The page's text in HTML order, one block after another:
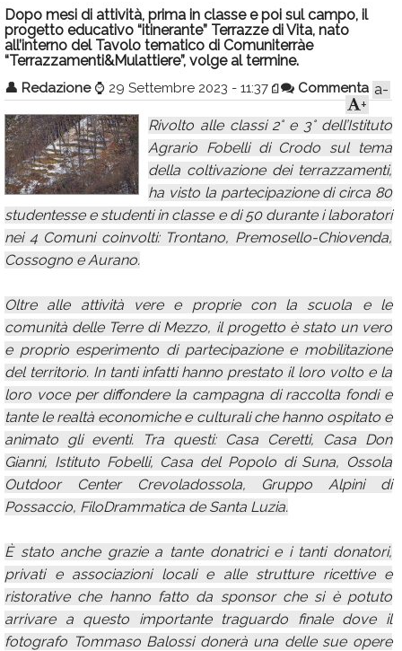
Sport
Eventi
Calendario
Annunci
Dopo mesi di attività, prima in classe e poi sul campo, il
progetto educativo “itinerante” Terrazze di Vita, nato
all’interno del Tavolo tematico di Comuniterràe
“Terrazzamenti&Mulattiere”, volge al termine.
👤 Redazione ⌚ 29 Settembre 2023 - 11:37 Commenta a-
+
Rivolto alle classi 2° e 3° dell’Istituto
Agrario Fobelli di Crodo sul tema
della coltivazione dei terrazzamenti,
ha visto la partecipazione di circa 80
studentesse e studenti in classe e di 50 durante i laboratori
nei 4 Comuni coinvolti: Trontano, Premosello-Chiovenda,
Cossogno e Aurano.
Oltre alle attività vere e proprie con la scuola e le
comunità delle Terre di Mezzo, il progetto è stato un vero
e proprio esperimento di partecipazione e mobilitazione
del territorio. In tanti infatti hanno prestato il loro volto e la
loro voce per diffondere la campagna di raccolta fondi e
tante le realtà economiche e culturali che hanno ospitato e
animato gli eventi. Tra questi: Casa Ceretti, Casa Don
Gianni, Istituto Fobelli, Casa del Popolo di Suna, Ossola
Outdoor Center Crevoladossola, Gruppo Alpini di
Possaccio, FiloDrammatica de Santa Luzia.
È stato anche grazie a tante donatrici e i tanti donatori,
privati e associazioni locali e alle strutture ricettive e
ristorative che hanno fatto da sponsor che si è potuto
arrivare a questo importante traguardo finale dove il
fotografo Tommaso Balossi donerà una delle sue opere